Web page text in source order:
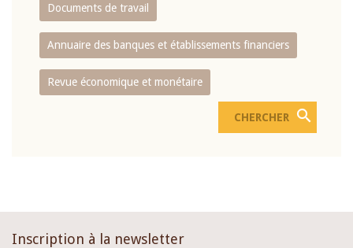
Documents de travail
Annuaire des banques et établissements financiers
Revue économique et monétaire
Inscription à la newsletter